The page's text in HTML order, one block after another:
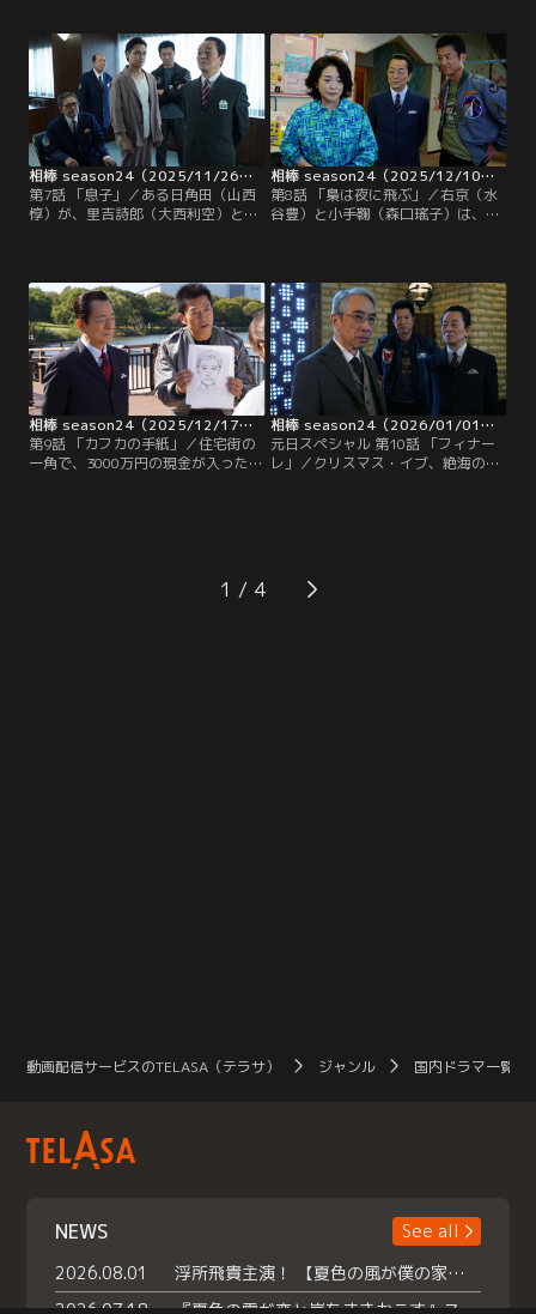
が…。捜査に乗り出した右京（水谷
豊）と薫（寺脇康文）は、昭和元年
に起きた殺人事件について調べ始め
る。というのも、現場に残された手
紙の署名が…。
査を進めると、動画をアップしてい
た男性は既に殺害されており、孫崎
（矢島健一）という男が秘密裏に後
処理を進めていた！孫崎は他人のト
ラブルに介入し…。
相棒 season24（2025/11/26放送分）第07話
第7話 「息子」／ある日角田（山西
惇）が、里吉詩郎（大西利空）とい
流があったが急に連絡がつかなくな
ったという。右京（水谷豊）と薫
（寺脇康文）が捜索を開始すると、
里吉は突然アパートを引き払い転居
していた。
相棒 season24（2025/12/10放送分）第08話
第8話 「梟は夜に飛ぶ」／右京（水
谷豊）と小手鞠（森口瑤子）は、薫
作家でオーナーの並木弥生（中田喜
子）が自身の書いた絵本を読み聞か
せていた。そんな中、付近で殺人事
件が発生し犯人が逃走！事件現場に
向かった特命係は、そこで暗号めい
た走り書きを発見。
相棒 season24（2025/12/17放送分）第09話
第9話 「カフカの手紙」／住宅街の
一角で、3000万円の現金が入った紙
捜査を進めると、老人は子供たちか
ら「カフカさん」と呼ばれていたと
相棒 season24（2026/01/01放送分）第10話
元日スペシャル 第10話 「フィナー
レ」／クリスマス・イブ、絶海の孤
ルに招待したのだ。そんな中、関係
者の一人が密室で殺害される事件が
1
動画配信サービスのTELASA（テラサ） ジャンル 国内ドラマ一覧（
NEWS
See all
2026.08.01
浮所飛貴主演！ 【夏色の風が僕の家にやってきた】 本日よりテラサで独占配信スタート！